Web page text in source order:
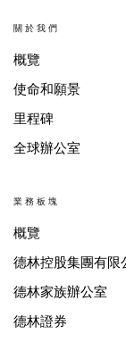
關於我們
概覽
使命和願景
里程碑
全球辦公室
業務板塊
概覽
德林控股集團有限
德林家族辦公室
德林證券